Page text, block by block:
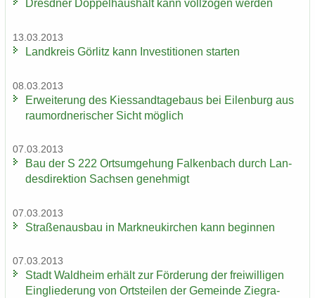
Dresd­ner Dop­pel­haus­halt kann voll­zo­gen wer­den
13.03.2013
Land­kreis Gör­litz kann In­ves­ti­tio­nen star­ten
08.03.2013
Er­wei­te­rung des Kies­sand­ta­ge­baus bei Ei­len­burg aus
raum­ord­ne­ri­scher Sicht mög­lich
07.03.2013
Bau der S 222 Orts­um­ge­hung Fal­ken­bach durch Lan­
des­di­rek­ti­on Sach­sen ge­neh­migt
07.03.2013
Stra­ßen­aus­bau in Mark­neu­kir­chen kann be­gin­nen
07.03.2013
Stadt Wald­heim er­hält zur För­de­rung der frei­wil­li­gen
Ein­glie­de­rung von Orts­tei­len der Ge­mein­de Ziegra-​